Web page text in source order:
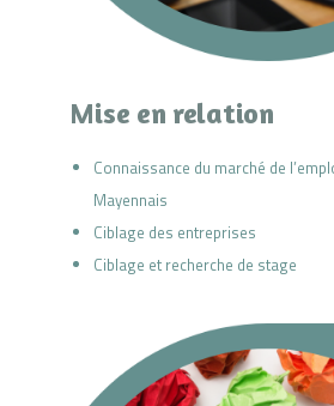
Mise en relation
Connaissance du marché de
Mayennais
Ciblage des entreprises
Ciblage et recherche de stage